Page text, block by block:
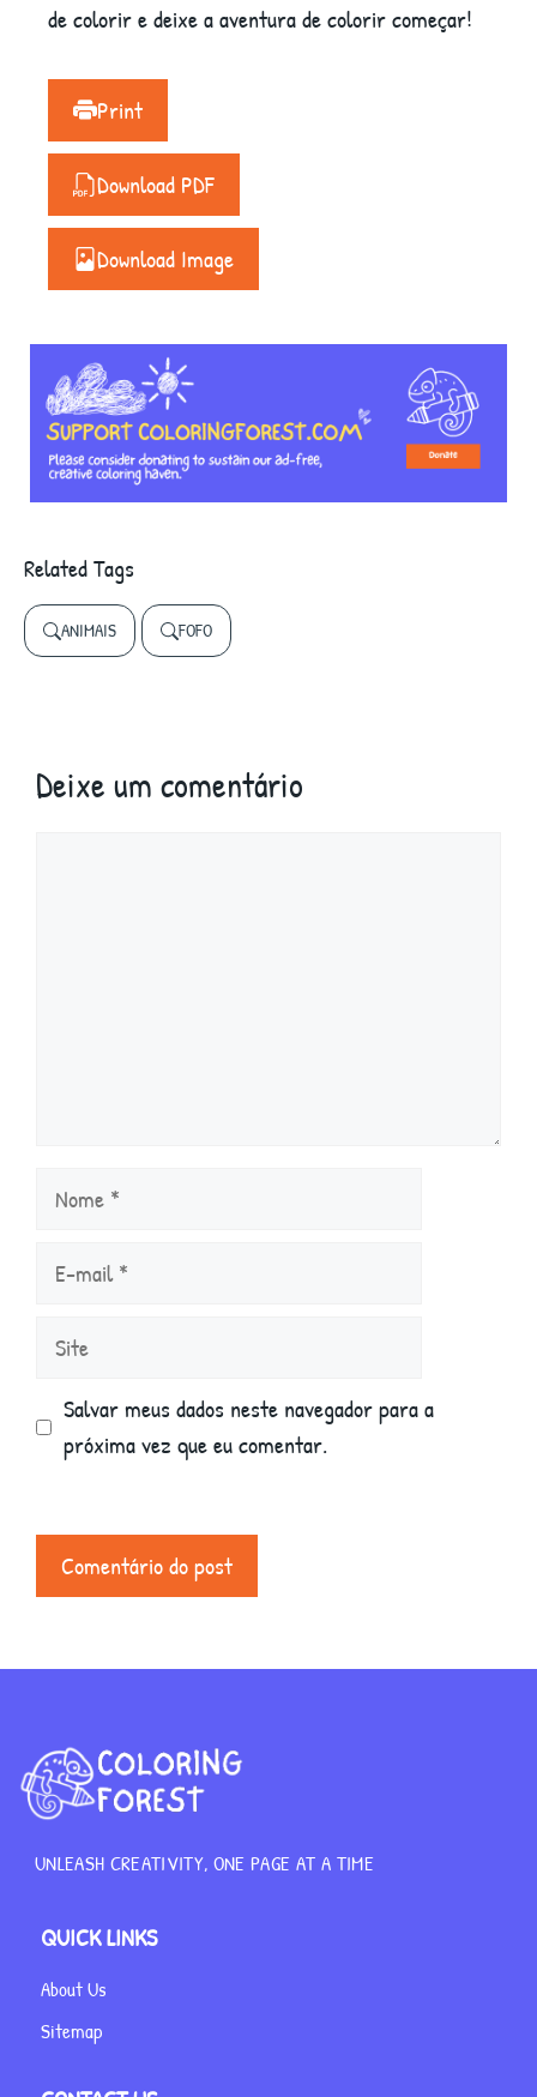
de colorir e deixe a aventura de colorir começar!
Print
Download PDF
Download Image
Related Tags
ANIMAIS FOFO
Deixe um comentário
Nome
Site
Salvar meus dados neste navegador para a
próxima vez que eu comentar.
UNLEASH CREATIVITY, ONE PAGE AT A TIME
QUICK LINKS
About Us
Sitemap